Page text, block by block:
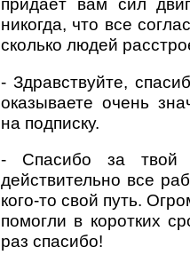
придаёт вам сил
никогда, что все
сколько людей
- Здравствуйте,
оказываете очень
на подписку.
- Спасибо за твой
действительно все
кого-то свой путь.
помогли в коротких
раз спасибо!